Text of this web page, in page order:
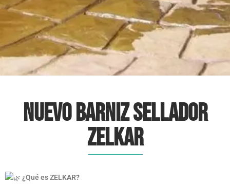
Nuevo Barniz sellador
ZELKAR
¿Qué es ZELKAR?